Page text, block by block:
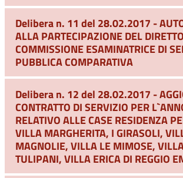
Delibera n. 11 del 28.02.2017 -
ALLA PARTECIPAZIONE DEL
COMMISSIONE ESAMINATRICE DI
PUBBLICA COMPARATIVA
Delibera n. 12 del 28.02.2017 -
CONTRATTO DI SERVIZIO PER
RELATIVO ALLE CASE RESIDENZA
VILLA MARGHERITA, I GIRASOLI,
MAGNOLIE, VILLA LE MIMOSE,
TULIPANI, VILLA ERICA DI REGGIO